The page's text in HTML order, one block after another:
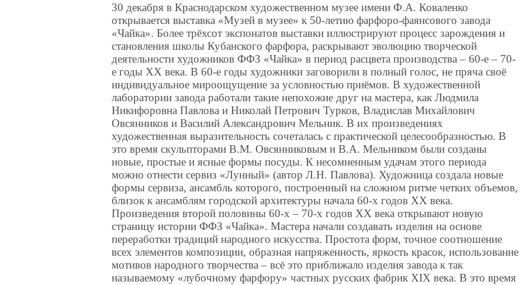
30 декабря в Краснодарском художественном музее имени Ф.А. Коваленко
открывается выставка «Музей в музее» к 50-летию фарфоро-фаянсового завода
«Чайка». Более трёхсот экспонатов выставки иллюстрируют процесс зарождения и
становления школы Кубанского фарфора, раскрывают эволюцию творческой
деятельности художников ФФЗ «Чайка» в период расцвета производства – 60-е – 70-
е годы ХХ века. В 60-е годы художники заговорили в полный голос, не пряча своё
индивидуальное мироощущение за условностью приёмов. В художественной
лаборатории завода работали такие непохожие друг на мастера, как Людмила
Никифоровна Павлова и Николай Петрович Турков, Владислав Михайлович
Овсянников и Василий Александрович Мельник. В их произведениях
художественная выразительность сочеталась с практической целесообразностью. В
это время скульпторами В.М. Овсянниковым и В.А. Мельником были созданы
новые, простые и ясные формы посуды. К несомненным удачам этого периода
можно отнести сервиз «Лунный» (автор Л.Н. Павлова). Художница создала новые
формы сервиза, ансамбль которого, построенный на сложном ритме четких объемов,
близок к ансамблям городской архитектуры начала 60-х годов ХХ века.
Произведения второй половины 60-х – 70-х годов ХХ века открывают новую
страницу истории ФФЗ «Чайка». Мастера начали создавать изделия на основе
переработки традиций народного искусства. Простота форм, точное соотношение
всех элементов композиции, образная напряженность, яркость красок, использование
мотивов народного творчества – всё это приближало изделия завода к так
называемому «лубочному фарфору» частных русских фабрик XIX века. В это время